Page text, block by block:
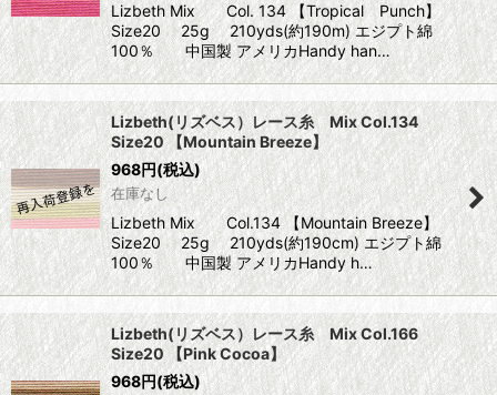
Lizbeth Mix Col. 134 【Tropical Punch】
Size20 25g 210yds(約190m) エジプト綿
100％ 中国製 アメリカHandy han…
Lizbeth(リズベス）レース糸 Mix Col.134
Size20 【Mountain Breeze】
968円(税込)
在庫なし
Lizbeth Mix Col.134 【Mountain Breeze】
Size20 25g 210yds(約190cm) エジプト綿
100％ 中国製 アメリカHandy h…
Lizbeth(リズベス）レース糸 Mix Col.166
Size20 【Pink Cocoa】
968円(税込)